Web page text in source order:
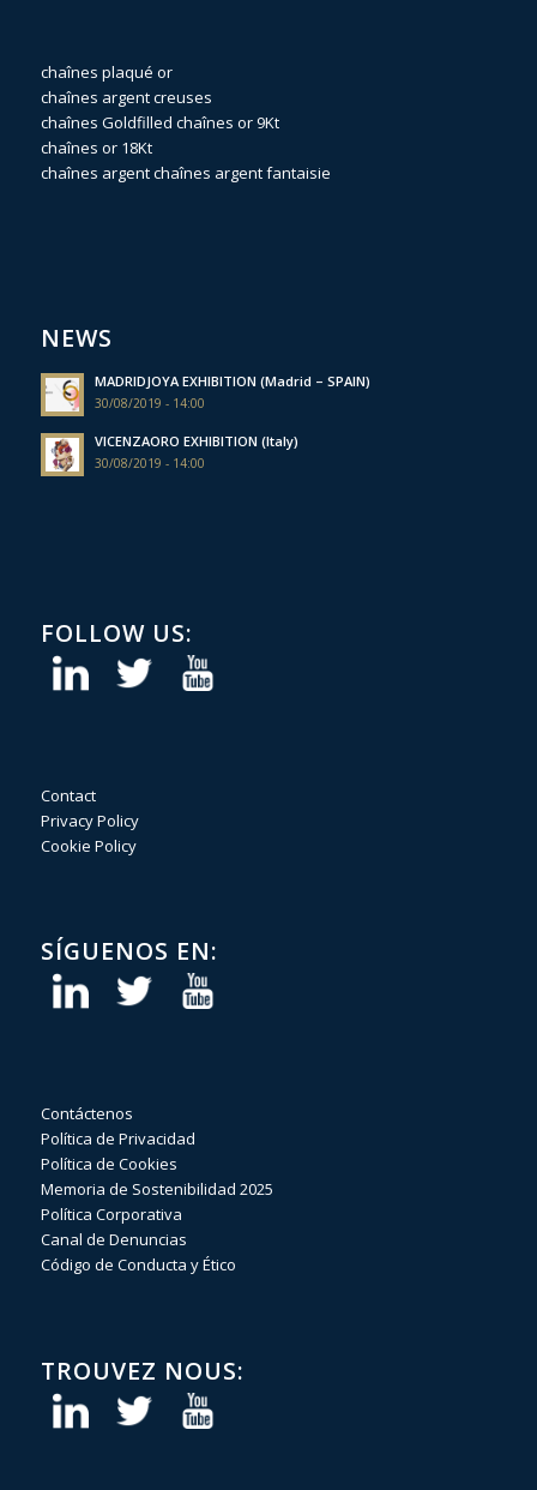
chaînes plaqué or
chaînes argent creuses
chaînes Goldfilled chaînes or 9Kt
chaînes or 18Kt
chaînes argentchaînes argent fantaisie
NEWS
MADRIDJOYA EXHIBITION (Madrid – SPAIN)
30/08/2019 - 14:00
VICENZAORO EXHIBITION (Italy)
30/08/2019 - 14:00
FOLLOW US:
Contact
Privacy Policy
Cookie Policy
SÍGUENOS EN:
Contáctenos
Política de Privacidad
Política de Cookies
Memoria de Sostenibilidad 2025
Política Corporativa
Canal de Denuncias
Código de Conducta y Ético
TROUVEZ NOUS: